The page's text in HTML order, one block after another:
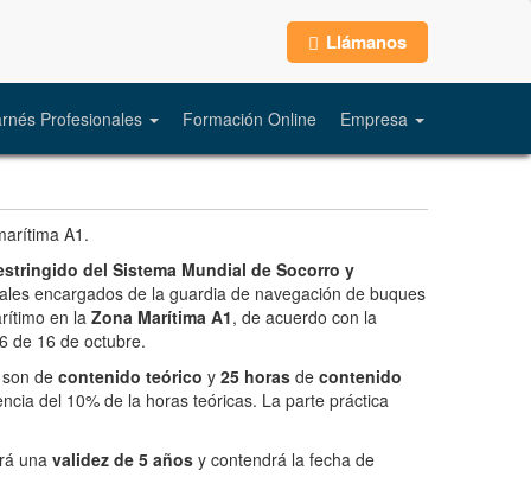
Llámanos
Profesionales Formación Online Empresa
A1.
del Sistema Mundial de Socorro y
encargados de la guardia de navegación de buques
en la Zona Marítima A1, de acuerdo con la
de 16 de octubre.
de contenido teórico y 25 horas de contenido
del 10% de la horas teóricas. La parte práctica
una validez de 5 años y contendrá la fecha de